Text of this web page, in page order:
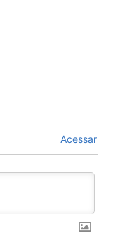
Acessar